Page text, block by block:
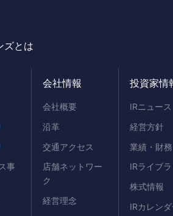
ズとは
事
会社情報
会社概要
沿革
交通アクセス
店舗ネットワー
ク
経営理念
投資家情
IRニュース
経営方針
業績・財務
IRライブラ
株式情報
IRカレン